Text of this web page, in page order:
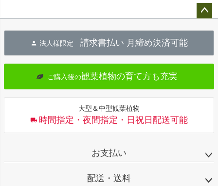
へ
法人様限定 請求書払い 月締め決済可能
ご購入後の観葉植物の育て方も充実
大型＆中型観葉植物
時間指定・夜間指定・日祝日配送可能
お支払い
配送・送料